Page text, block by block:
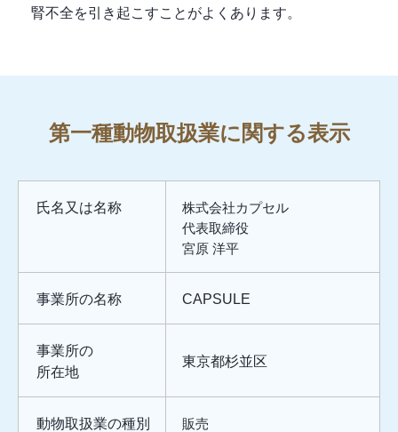
腎不全を引き起こすことがよくあります。
第一種動物取扱業に関する表示
氏名又は名称
株式会社カプセル
代表取締役
宮原 洋平
事業所の名称 CAPSULE
事業所の
所在地
東京都杉並区
動物取扱業の種別
販売